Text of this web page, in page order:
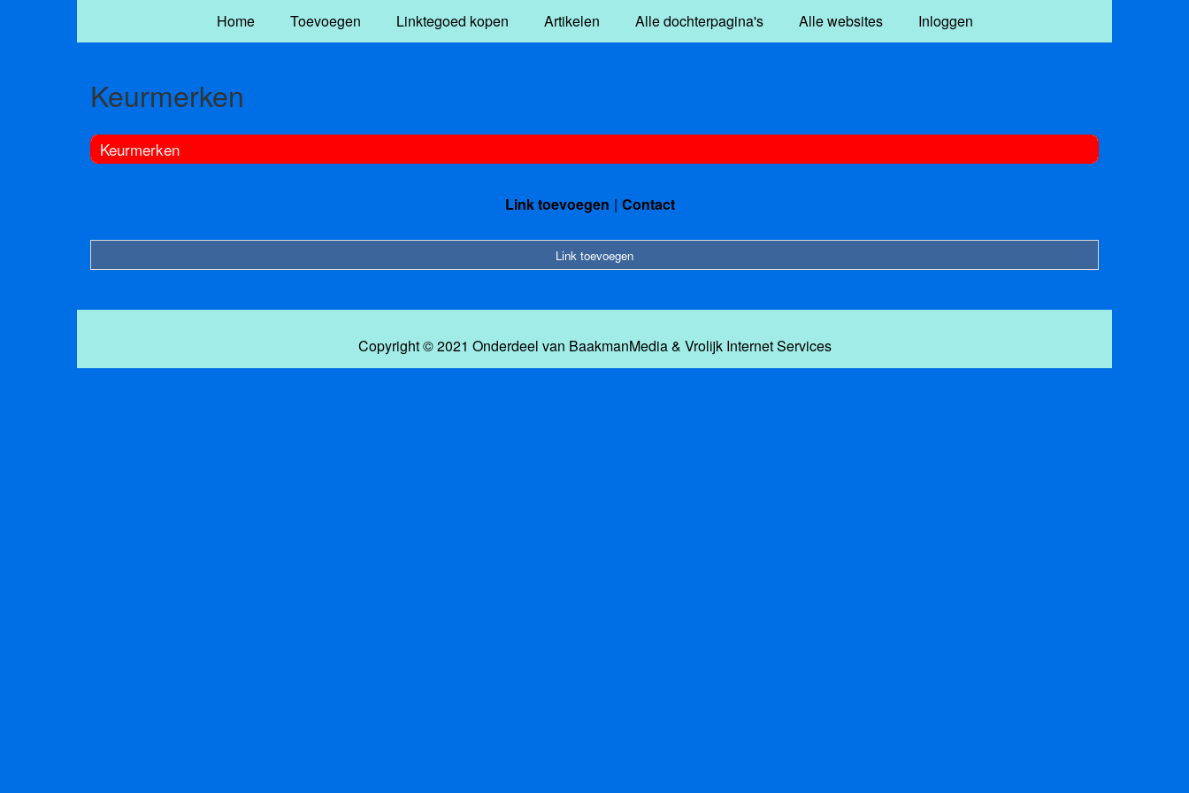
Home Toevoegen Linktegoed kopen Artikelen Alle dochterpagina's Alle websites Inloggen
Keurmerken
Keurmerken
Link toevoegen Contact
Link toevoegen
Copyright © 2021 Onderdeel van BaakmanMedia& Vrolijk Internet Services